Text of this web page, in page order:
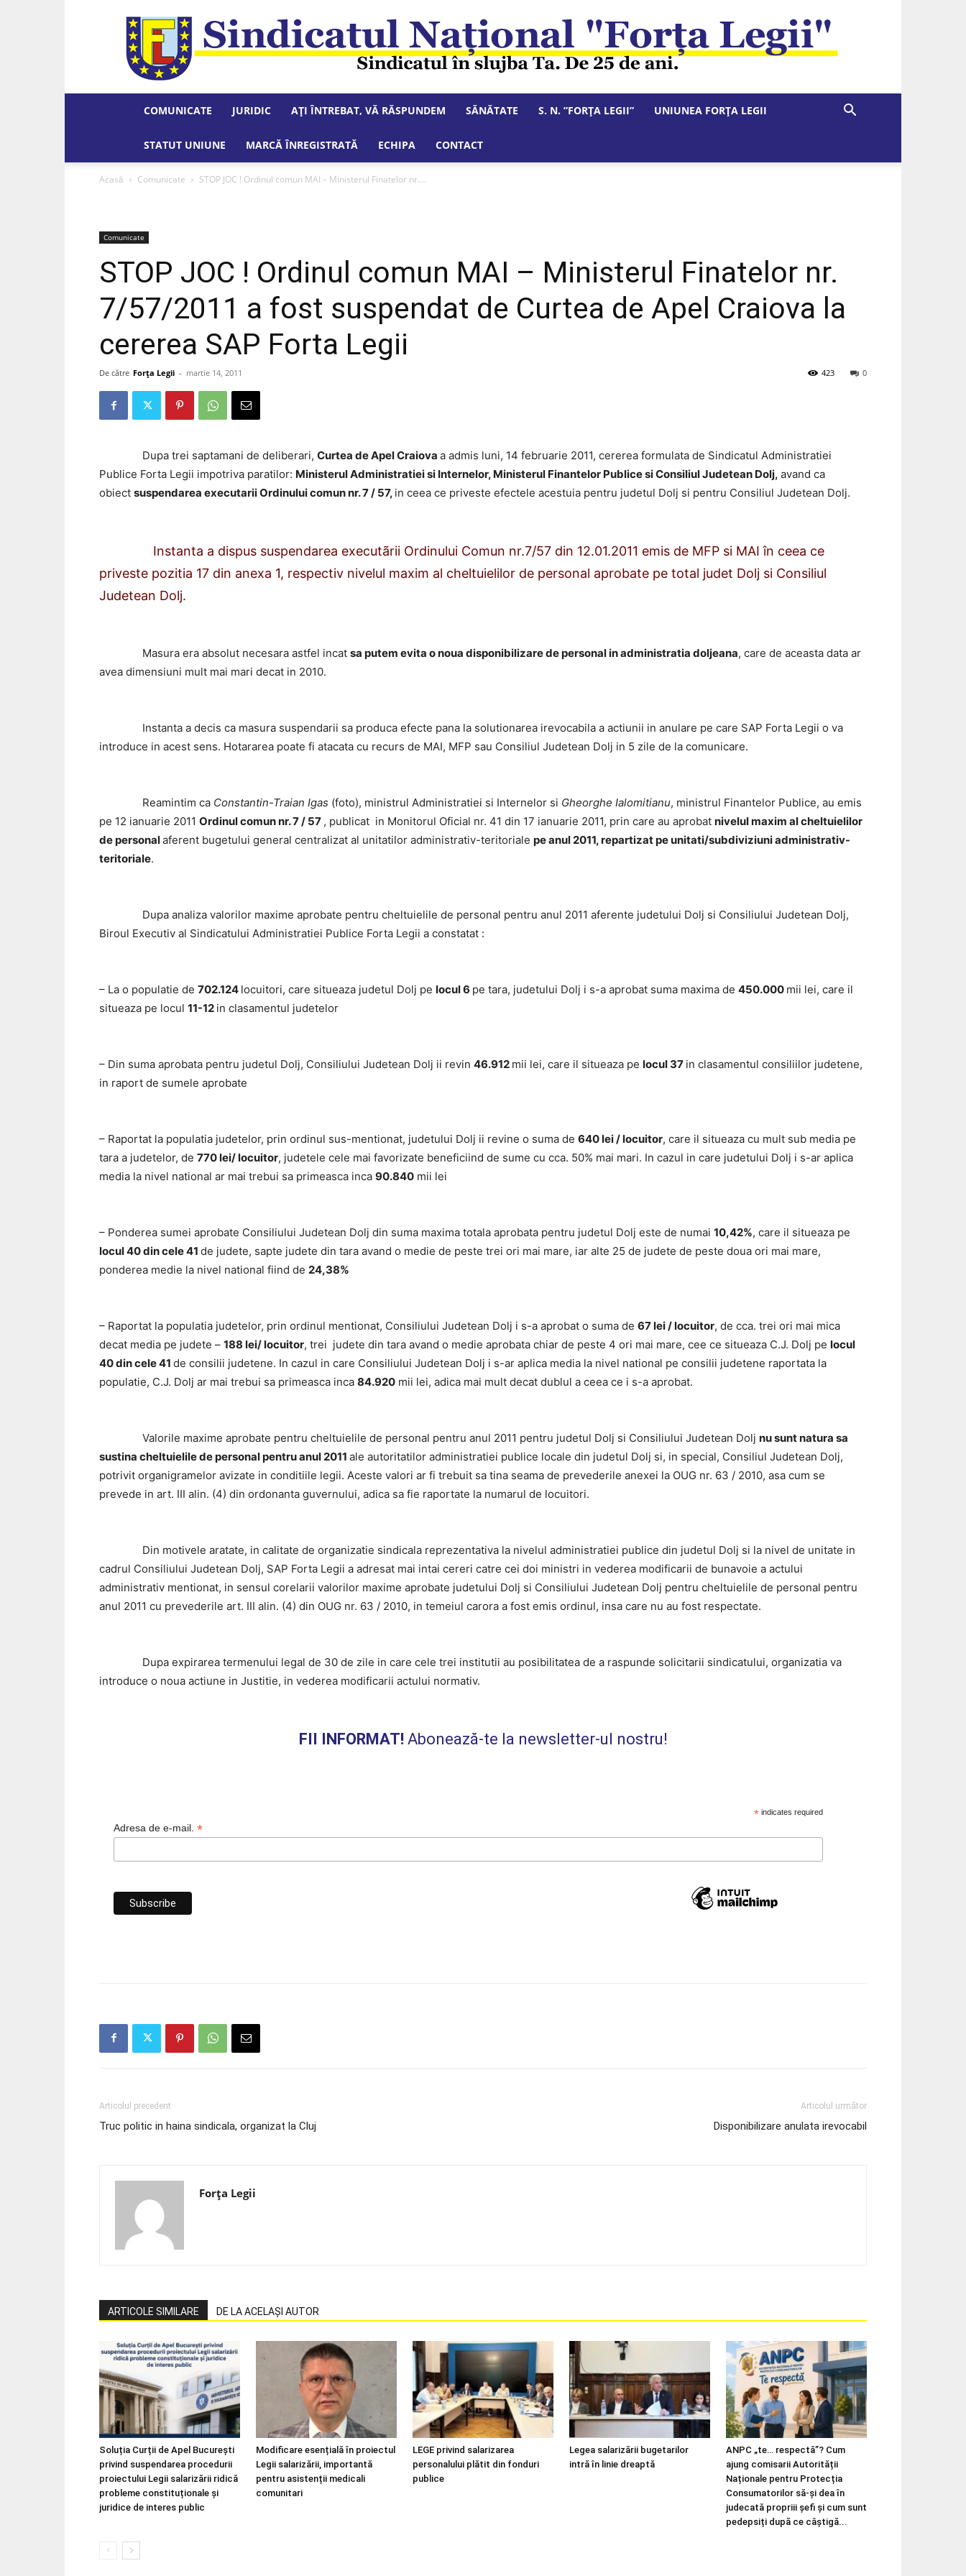
"Forța
COMUNICATE JURIDIC AȚI ÎNTREBAT, VĂ RĂSPUNDEM SĂNĂTATE S. N. ”FORȚA LEGII” UNIUNEA FORȚA LEGII
STATUT UNIUNE MARCĂ ÎNREGISTRATĂ ECHIPA CONTACT
Acasă Comunicate STOP JOC ! Ordinul comun MAI – Ministerul Finatelor nr....
Comunicate
STOP JOC ! Ordinul comun MAI – Ministerul Finatelor nr.
7/57/2011 a fost suspendat de Curtea de Apel Craiova la
cererea SAP Forta Legii
De către Forța Legii - martie 14, 2011 0
423
Dupa trei saptamani de deliberari, Curtea de Apel Craiova a admis luni, 14 februarie 2011, cererea formulata de Sindicatul Administratiei
Publice Forta Legii impotriva paratilor: Ministerul Administratiei si Internelor, Ministerul Finantelor Publice si Consiliul Judetean Dolj, avand ca
obiect suspendarea executarii Ordinului comun nr. 7 / 57, in ceea ce priveste efectele acestuia pentru judetul Dolj si pentru Consiliul Judetean Dolj.
Instanta a dispus suspendarea executãrii Ordinului Comun nr.7/57 din 12.01.2011 emis de MFP si MAI în ceea ce
priveste pozitia 17 din anexa 1, respectiv nivelul maxim al cheltuielilor de personal aprobate pe total judet Dolj si Consiliul
Judetean Dolj.
Masura era absolut necesara astfel incat sa putem evita o noua disponibilizare de personal in administratia doljeana, care de aceasta data ar
avea dimensiuni mult mai mari decat in 2010.
Instanta a decis ca masura suspendarii sa produca efecte pana la solutionarea irevocabila a actiunii in anulare pe care SAP Forta Legii o va
introduce in acest sens. Hotararea poate fi atacata cu recurs de MAI, MFP sau Consiliul Judetean Dolj in 5 zile de la comunicare.
Reamintim ca Constantin-Traian Igas (foto), ministrul Administratiei si Internelor si Gheorghe Ialomitianu, ministrul Finantelor Publice, au emis
pe 12 ianuarie 2011 Ordinul comun nr. 7 / 57 , publicat in Monitorul Oficial nr. 41 din 17 ianuarie 2011, prin care au aprobat nivelul maxim al cheltuielilor
de personalaferent bugetului general centralizat al unitatilor administrativ-teritoriale pe anul 2011, repartizat pe unitati/subdiviziuni administrativ-
teritoriale.
Dupa analiza valorilor maxime aprobate pentru cheltuielile de personal pentru anul 2011 aferente judetului Dolj si Consiliului Judetean Dolj,
Biroul Executiv al Sindicatului Administratiei Publice Forta Legii a constatat :
– La o populatie de 702.124 locuitori, care situeaza judetul Dolj pe locul 6 pe tara, judetului Dolj i s-a aprobat suma maxima de 450.000 mii lei, care il
situeaza pe locul 11-12 in clasamentul judetelor
– Din suma aprobata pentru judetul Dolj, Consiliului Judetean Dolj ii revin 46.912 mii lei, care il situeaza pe locul 37 in clasamentul consiliilor judetene,
in raport de sumele aprobate
– Raportat la populatia judetelor, prin ordinul sus-mentionat, judetului Dolj ii revine o suma de 640 lei / locuitor, care il situeaza cu mult sub media pe
tara a judetelor, de 770 lei/ locuitor, judetele cele mai favorizate beneficiind de sume cu cca. 50% mai mari. In cazul in care judetului Dolj i s-ar aplica
media la nivel national ar mai trebui sa primeasca inca 90.840 mii lei
– Ponderea sumei aprobate Consiliului Judetean Dolj din suma maxima totala aprobata pentru judetul Dolj este de numai 10,42%, care il situeaza pe
locul 40 din cele 41 de judete, sapte judete din tara avand o medie de peste trei ori mai mare, iar alte 25 de judete de peste doua ori mai mare,
ponderea medie la nivel national fiind de 24,38%
– Raportat la populatia judetelor, prin ordinul mentionat, Consiliului Judetean Dolj i s-a aprobat o suma de 67 lei / locuitor, de cca. trei ori mai mica
decat media pe judete – 188 lei/ locuitor, trei judete din tara avand o medie aprobata chiar de peste 4 ori mai mare, cee ce situeaza C.J. Dolj pe locul
40 din cele 41 de consilii judetene. In cazul in care Consiliului Judetean Dolj i s-ar aplica media la nivel national pe consilii judetene raportata la
populatie, C.J. Dolj ar mai trebui sa primeasca inca 84.920 mii lei, adica mai mult decat dublul a ceea ce i s-a aprobat.
Valorile maxime aprobate pentru cheltuielile de personal pentru anul 2011 pentru judetul Dolj si Consiliului Judetean Dolj nu sunt natura sa
sustina cheltuielile de personal pentru anul 2011 ale autoritatilor administratiei publice locale din judetul Dolj si, in special, Consiliul Judetean Dolj,
potrivit organigramelor avizate in conditiile legii. Aceste valori ar fi trebuit sa tina seama de prevederile anexei la OUG nr. 63 / 2010, asa cum se
prevede in art. III alin. (4) din ordonanta guvernului, adica sa fie raportate la numarul de locuitori.
Din motivele aratate, in calitate de organizatie sindicala reprezentativa la nivelul administratiei publice din judetul Dolj si la nivel de unitate in
cadrul Consiliului Judetean Dolj, SAP Forta Legii a adresat mai intai cereri catre cei doi ministri in vederea modificarii de bunavoie a actului
administrativ mentionat, in sensul corelarii valorilor maxime aprobate judetului Dolj si Consiliului Judetean Dolj pentru cheltuielile de personal pentru
anul 2011 cu prevederile art. III alin. (4) din OUG nr. 63 / 2010, in temeiul carora a fost emis ordinul, insa care nu au fost respectate.
Dupa expirarea termenului legal de 30 de zile in care cele trei institutii au posibilitatea de a raspunde solicitarii sindicatului, organizatia va
introduce o noua actiune in Justitie, in vederea modificarii actului normativ.
FII INFORMAT! Abonează-te la newsletter-ul nostru!
*indicates required
Adresa de e-mail. *
Articolul precedent
Truc politic in haina sindicala, organizat la Cluj
Articolul următor
Disponibilizare anulata irevocabil
Forța Legii
ARTICOLE SIMILARE DE LA ACELAȘI AUTOR
Soluția Curții de Apel București
privind suspendarea procedurii
proiectului Legii salarizării ridică
probleme constituționale și
juridice de interes public
Modificare esențială în proiectul
Legii salarizării, importantă
pentru asistenții medicali
comunitari
LEGE privind salarizarea
personalului plătit din fonduri
publice
Legea salarizării bugetarilor
intră în linie dreaptă
ANPC „te… respectă”? Cum
ajung comisarii Autorității
Naționale pentru Protecția
Consumatorilor să-și dea în
judecată propriii șefi și cum sunt
pedepsiți după ce câștigă...